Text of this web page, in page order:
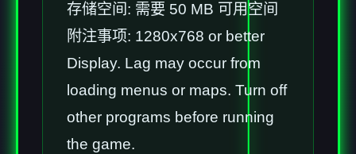
存储空间: 需要 50 MB 可用空间
附注事项: 1280x768 or better
Display. Lag may occur from
loading menus or maps. Turn off
other programs before running
the game.